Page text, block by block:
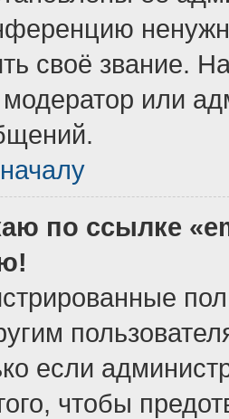
своё звание.
или
по ссылке
если
чтобы